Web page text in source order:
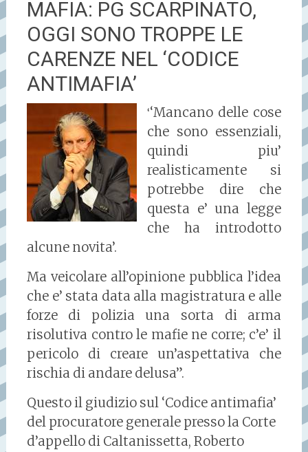
MAFIA: PG SCARPINATO,
OGGI SONO TROPPE LE
CARENZE NEL ‘CODICE
ANTIMAFIA’
‘‘Mancano delle cose
che sono essenziali,
quindi piu’
realisticamente si
potrebbe dire che
questa e’ una legge
che ha introdotto
alcune novita’.
Ma veicolare all’opinione pubblica l’idea
che e’ stata data alla magistratura e alle
forze di polizia una sorta di arma
risolutiva contro le mafie ne corre; c’e’ il
pericolo di creare un’aspettativa che
rischia di andare delusa”.
Questo il giudizio sul ‘Codice antimafia’
del procuratore generale presso la Corte
d’appello di Caltanissetta, Roberto